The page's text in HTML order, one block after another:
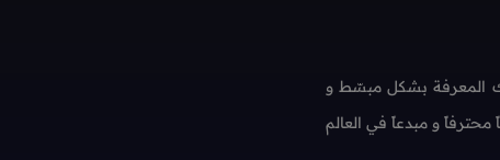
المعرفة بشكل مبسّط و
و مبدعاً في العالم